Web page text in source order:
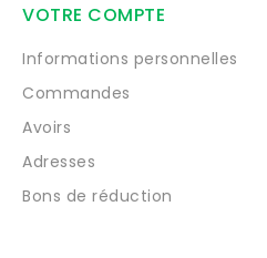
VOTRE COMPTE
Informations personnelles
Commandes
Avoirs
Adresses
Bons de réduction